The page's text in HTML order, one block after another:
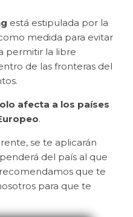
está estipulada por la
medida para evitar
permitir la libre
de las fronteras del
afecta a los países
.
se te aplicarán
del país al que
que te
para que te